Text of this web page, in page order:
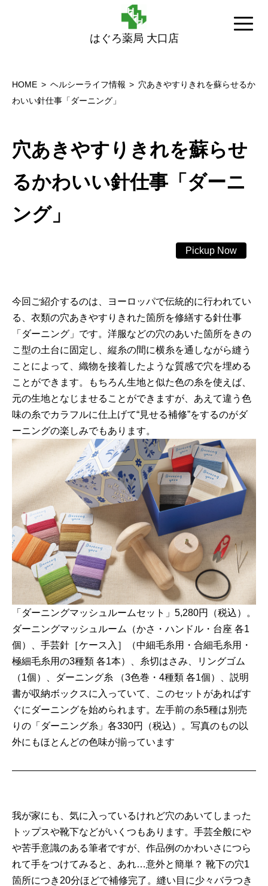
はぐろ薬局 大口店
HOME ヘルシーライフ情報
穴あきやすりきれを蘇らせるか
わいい針仕事「ダーニング」
穴あきやすりきれを蘇らせ
るかわいい針仕事「ダーニ
ング」
Pickup Now
今回ご紹介するのは、ヨーロッパで伝統的に行われてい
る、衣類の穴あきやすりきれた箇所を修繕する針仕事
「ダーニング」です。洋服などの穴のあいた箇所をきの
こ型の土台に固定し、縦糸の間に横糸を通しながら縫う
ことによって、織物を接着したような質感で穴を埋める
ことができます。もちろん生地と似た色の糸を使えば、
元の生地となじませることができますが、あえて違う色
味の糸でカラフルに仕上げて“見せる補修”をするのがダ
ーニングの楽しみでもあります。
「ダーニングマッシュルームセット」5,280円（税込）。
ダーニングマッシュルーム（かさ・ハンドル・台座 各1
個）、手芸針［ケース入］（中細毛糸用・合細毛糸用・
極細毛糸用の3種類 各1本）、糸切はさみ、リングゴム
（1個）、ダーニング糸 （3色巻・4種類 各1個）、説明
書が収納ボックスに入っていて、このセットがあればす
ぐにダーニングを始められます。左手前の糸5種は別売
りの「ダーニング糸」各330円（税込）。写真のもの以
外にもほとんどの色味が揃っています
我が家にも、気に入っているけれど穴のあいてしまった
トップスや靴下などがいくつもあります。手芸全般にや
や苦手意識のある筆者ですが、作品例のかわいさにつら
れて手をつけてみると、あれ…意外と簡単？ 靴下の穴1
箇所につき20分ほどで補修完了。縫い目に少々バラつき